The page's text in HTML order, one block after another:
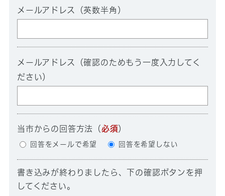
メールアドレス（英数半角）
メールアドレス（確認のためもう一度入力してく
ださい）
当市からの回答方法 （必須）
回答をメールで希望 回答を希望しない
書き込みが終わりましたら、下の確認ボタンを押
してください。